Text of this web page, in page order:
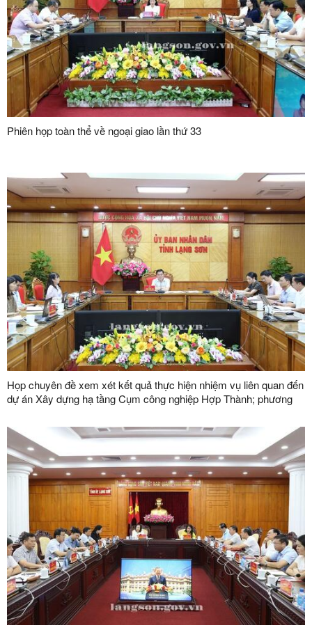
Phiên họp toàn thể về ngoại giao lần thứ 33
Họp chuyên đề xem xét kết quả thực hiện nhiệm vụ liên quan đến
dự án Xây dựng hạ tầng Cụm công nghiệp Hợp Thành; phương
phục vụ giải phóng mặt bằng dự án Khu công nghiệp VSIP Lạng
Sơn